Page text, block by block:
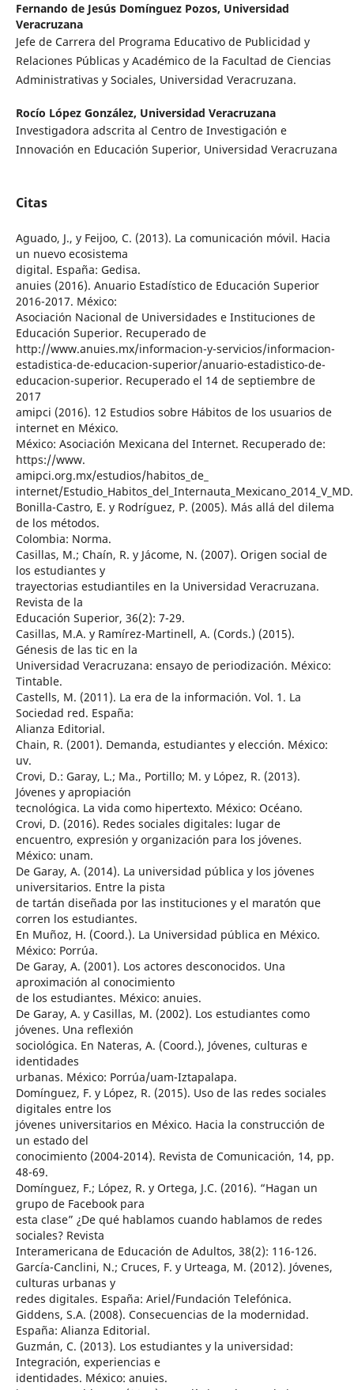
Fernando de Jesús Domínguez Pozos, Universidad
Veracruzana
Jefe de Carrera del Programa Educativo de Publicidad y
Relaciones Públicas y Académico de la Facultad de Ciencias
Administrativas y Sociales, Universidad Veracruzana.
Rocío López González, Universidad Veracruzana
Investigadora adscrita al Centro de Investigación e
Innovación en Educación Superior, Universidad Veracruzana
Citas
Aguado, J., y Feijoo, C. (2013). La comunicación móvil. Hacia
un nuevo ecosistema
digital. España: Gedisa.
anuies (2016). Anuario Estadístico de Educación Superior
2016-2017. México:
Asociación Nacional de Universidades e Instituciones de
Educación Superior. Recuperado de
http://www.anuies.mx/informacion-y-servicios/informacion-
estadistica-de-educacion-superior/anuario-estadistico-de-
educacion-superior. Recuperado el 14 de septiembre de
2017
amipci (2016). 12 Estudios sobre Hábitos de los usuarios de
internet en México.
México: Asociación Mexicana del Internet. Recuperado de:
https://www.
amipci.org.mx/estudios/habitos_de_
internet/
Bonilla-Castro, E. y Rodríguez, P. (2005). Más allá del dilema
de los métodos.
Colombia: Norma.
Casillas, M.; Chaín, R. y Jácome, N. (2007). Origen social de
los estudiantes y
trayectorias estudiantiles en la Universidad Veracruzana.
Revista de la
Educación Superior, 36(2): 7-29.
Casillas, M.A. y Ramírez-Martinell, A. (Cords.) (2015).
Génesis de las tic en la
Universidad Veracruzana: ensayo de periodización. México:
Tintable.
Castells, M. (2011). La era de la información. Vol. 1. La
Sociedad red. España:
Alianza Editorial.
Chain, R. (2001). Demanda, estudiantes y elección. México:
uv.
Crovi, D.: Garay, L.; Ma., Portillo; M. y López, R. (2013).
Jóvenes y apropiación
tecnológica. La vida como hipertexto. México: Océano.
Crovi, D. (2016). Redes sociales digitales: lugar de
encuentro, expresión y organización para los jóvenes.
México: unam.
De Garay, A. (2014). La universidad pública y los jóvenes
universitarios. Entre la pista
de tartán diseñada por las instituciones y el maratón que
corren los estudiantes.
En Muñoz, H. (Coord.). La Universidad pública en México.
México: Porrúa.
De Garay, A. (2001). Los actores desconocidos. Una
aproximación al conocimiento
de los estudiantes. México: anuies.
De Garay, A. y Casillas, M. (2002). Los estudiantes como
jóvenes. Una reflexión
sociológica. En Nateras, A. (Coord.), Jóvenes, culturas e
identidades
urbanas. México: Porrúa/uam-Iztapalapa.
Domínguez, F. y López, R. (2015). Uso de las redes sociales
digitales entre los
jóvenes universitarios en México. Hacia la construcción de
un estado del
conocimiento (2004-2014). Revista de Comunicación, 14, pp.
48-69.
Domínguez, F.; López, R. y Ortega, J.C. (2016). “Hagan un
grupo de Facebook para
esta clase” ¿De qué hablamos cuando hablamos de redes
sociales? Revista
Interamericana de Educación de Adultos, 38(2): 116-126.
García-Canclini, N.; Cruces, F. y Urteaga, M. (2012). Jóvenes,
culturas urbanas y
redes digitales. España: Ariel/Fundación Telefónica.
Giddens, S.A. (2008). Consecuencias de la modernidad.
España: Alianza Editorial.
Guzmán, C. (2013). Los estudiantes y la universidad:
Integración, experiencias e
identidades. México: anuies.